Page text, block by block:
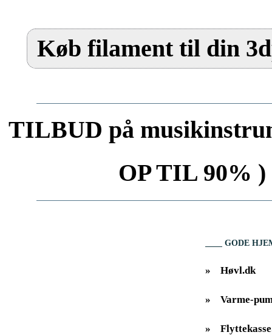
Køb filament til din
TILBUD på
OP TIL 90%
GODE
» Høvl.dk
» Varme-
»